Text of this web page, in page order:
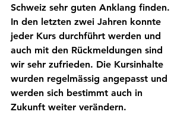
Schweiz sehr guten Anklang finden.
In den letzten zwei Jahren konnte
jeder Kurs durchführt werden und
auch mit den Rückmeldungen sind
wir sehr zufrieden. Die Kursinhalte
wurden regelmässig angepasst und
werden sich bestimmt auch in
Zukunft weiter verändern.